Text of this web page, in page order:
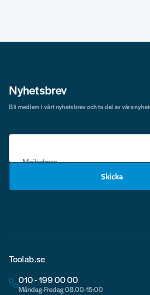
Nyhetsbrev
Mejladress
Skicka
Bli medlem i vårt nyhetsbrev och ta del av våra
Toolab.se
010 - 199 00 00
Måndag-Fredag 08.00-15:00